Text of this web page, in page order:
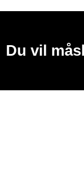
Du vil